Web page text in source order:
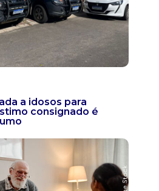
a idosos para
consignado é